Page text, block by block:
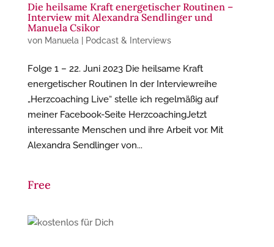
Die heilsame Kraft energetischer Routinen –
Interview mit Alexandra Sendlinger und
Manuela Csikor
von Manuela Podcast & Interviews
Folge 1 – 22. Juni 2023 Die heilsame Kraft
energetischer Routinen In der Interviewreihe
„Herzcoaching Live“ stelle ich regelmäßig auf
meiner Facebook-Seite HerzcoachingJetzt
interessante Menschen und ihre Arbeit vor. Mit
Alexandra Sendlinger von...
Free